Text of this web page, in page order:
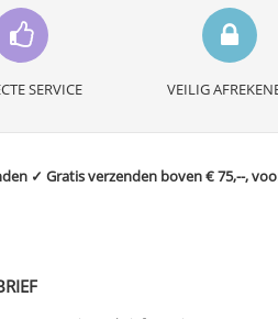
SERVICE VEILIG
✓ Gratis verzenden boven € 75,--,